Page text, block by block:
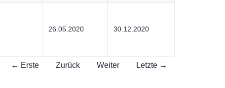
26.05.2020 30.12.2020
← Erste Zurück Weiter Letzte →